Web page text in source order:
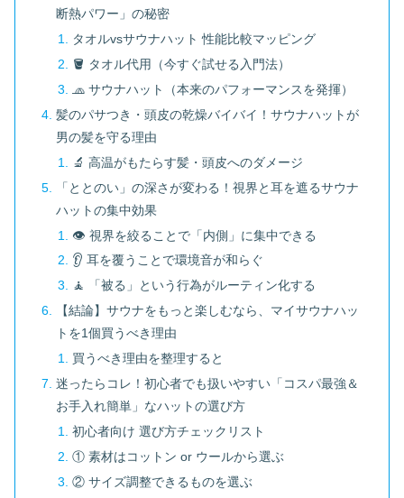
断熱パワー」の秘密
タオルvsサウナハット 性能比較マッピング
🪣 タオル代用（今すぐ試せる入門法）
🧢 サウナハット（本来のパフォーマンスを発揮）
髪のパサつき・頭皮の乾燥バイバイ！サウナハットが
男の髪を守る理由
🔬 高温がもたらす髪・頭皮へのダメージ
「ととのい」の深さが変わる！視界と耳を遮るサウナ
ハットの集中効果
👁️ 視界を絞ることで「内側」に集中できる
👂 耳を覆うことで環境音が和らぐ
🧘 「被る」という行為がルーティン化する
【結論】サウナをもっと楽しむなら、マイサウナハッ
トを1個買うべき理由
買うべき理由を整理すると
迷ったらコレ！初心者でも扱いやすい「コスパ最強＆
お手入れ簡単」なハットの選び方
初心者向け 選び方チェックリスト
① 素材はコットン or ウールから選ぶ
② サイズ調整できるものを選ぶ